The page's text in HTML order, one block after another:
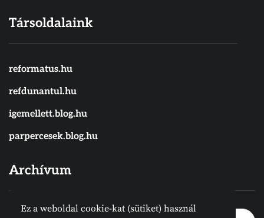
Társoldalaink
reformatus.hu
refdunantul.hu
igemellett.blog.hu
parpercesek.blog.hu
Archívum
Ez a weboldal cookie-kat (sütiket) használ